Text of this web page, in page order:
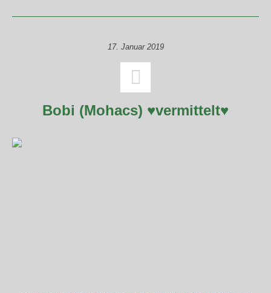
17. Januar 2019
Bobi (Mohacs) ♥vermittelt♥